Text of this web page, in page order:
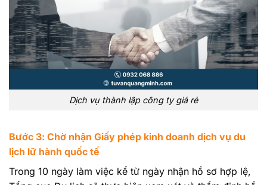
Dịch vụ thành lập công ty giá rẻ
Bước 3: Chờ nhận Giấy phép kinh doanh dịch vụ du
lịch lữ hành quốc tế
Trong 10 ngày làm việc kể từ ngày nhận hồ sơ hợp lệ,